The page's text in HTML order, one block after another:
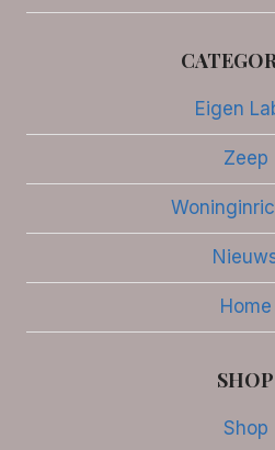
Eigen
Zeep
Home
SHOP
Shop